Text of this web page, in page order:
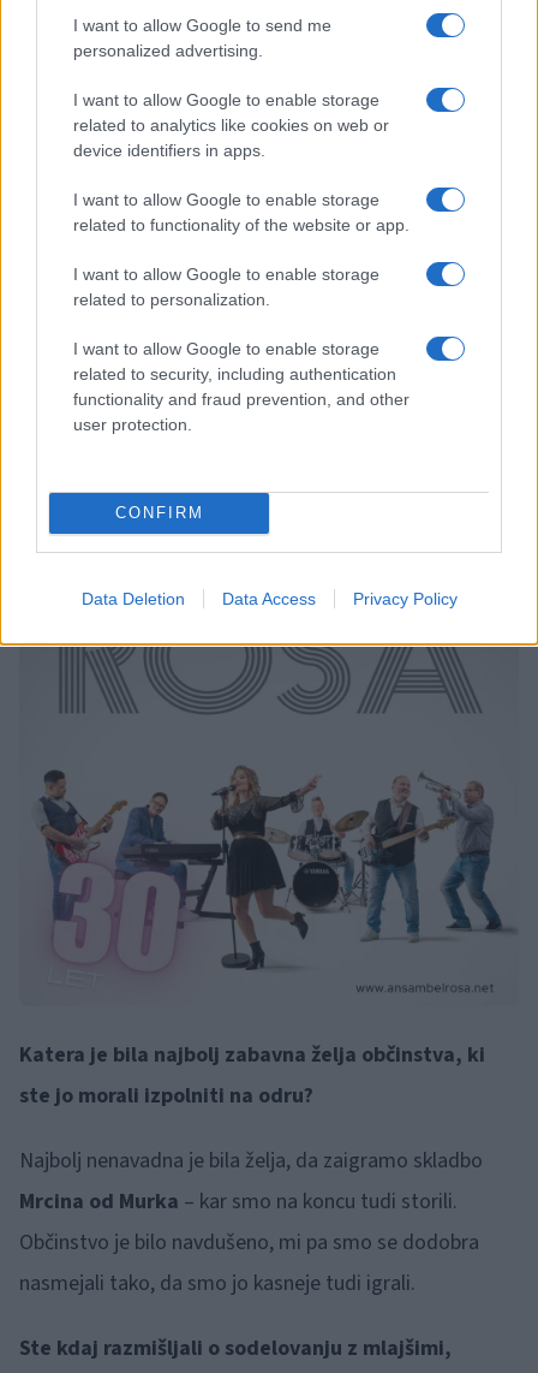
I want to allow Google to send me
personalized advertising.
I want to allow Google to enable storage
related to analytics like cookies on web or
device identifiers in apps.
I want to allow Google to enable storage
related to functionality of the website or app.
I want to allow Google to enable storage
related to personalization.
I want to allow Google to enable storage
related to security, including authentication
functionality and fraud prevention, and other
user protection.
CONFIRM
Data Deletion Data Access Privacy Policy
koncert, kdo bi se najbolj mučil?
Še nismo poskusili, čeprav skoraj vsi igramo več
instrumentov. A mislimo, da to ne bi šlo najbolje skozi.
Morda pa se nekoč preizkusimo – za šalo.
Kako se je vaše občinstvo spreminjalo skozi
desetletja?
Naše občinstvo je raslo z nami. V zadnjih letih pa
opažamo, da nas posluša vedno več mladih – kar nam je
v veliko veselje. Ob njihovi energiji se tudi sami
Katera je bila najbolj zabavna želja občinstva, ki
ste jo morali izpolniti na odru?
Najbolj nenavadna je bila želja, da zaigramo skladbo
Mrcina od Murka – kar smo na koncu tudi storili.
Občinstvo je bilo navdušeno, mi pa smo se dodobra
nasmejali tako, da smo jo kasneje tudi igrali.
Ste kdaj razmišljali o sodelovanju z mlajšimi,